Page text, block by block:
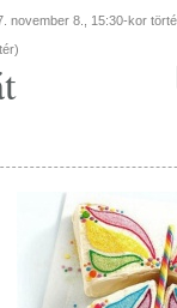
november 8., 15:30-kor